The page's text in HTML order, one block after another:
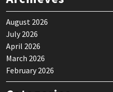
August 2026
July 2026
April 2026
March 2026
February 2026